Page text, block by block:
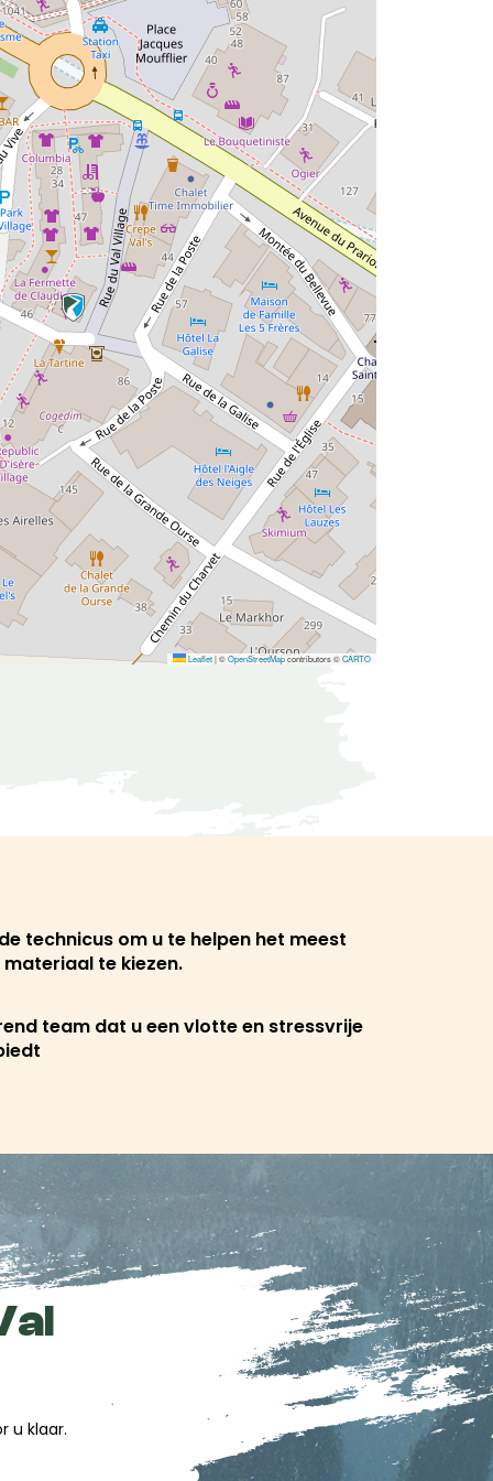
Leaflet|©OpenStreetMapcontributors ©CARTO
technicus om u te helpen het meest
te kiezen.
team dat u een vlotte en stressvrije
u klaar.